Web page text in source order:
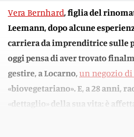
Vera Bernhard, figlia del
Leemann, dopo alcune
carriera da imprenditrice sulle
oggi pensa di aver trovato
gestire, a Locarno,un negozio
«biovegetariano». E, a 28 anni,
«dettaglio» della sua vita: è